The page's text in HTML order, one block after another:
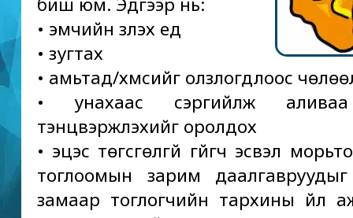
• эмчийн үзүүлэх үед
• зугтах
• амьтад/хүмүүсийг олзлогдлоос
• унахаас сэргийлж аливаа
тэнцвэржүүлэхийг оролдох
• эцэс төгсгөлгүй гүйгч эсвэл
тоглоомын зарим даалгавруудыг
замаар тоглогчийн тархины үйл